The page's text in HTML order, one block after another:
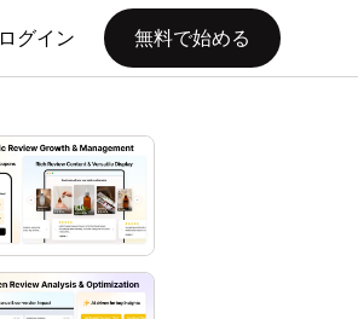
ログイン 無料で始める